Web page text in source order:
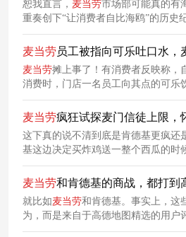
恕我直言， 麦当劳市场部可能真的有
重奏创下“让消费者自比海鸥”的历史
突破人类认知边界，正式推出薯条十
友还有网友直接用ai帮麦当劳做出了
重奏，彻底疯狂啊家人们。
麦当劳员工被指向可乐吐口水，
麦当劳摊上事了！有消费者反映称，
消费时，门店一名员工向其点的可乐
内监控记录，事件仍在处理中。虽然
看完监控视频的网友们已经绷不住了
麦当劳疯狂试探麦门信徒上限，
这下真的说不清到底是肯德基更疯还
基这边决定买炸鸡送一整个西瓜的时
在自己的艺术里，从薯条二重奏到四
断加码，最近甚至还推出了薯条十二
麦当劳和肯德基的商战，都打到
就比如麦当劳和肯德基。事实上，这
为，而是来自于高德地图精选的用户
直以来现场手工裹粉的麦辣鸡翅，改